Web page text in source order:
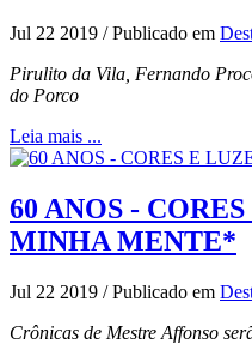
Jul 22 2019 /Publicado em
Pirulito da Vila, Fernando
do Porco
Leia mais ...
60 ANOS -
MINHA MENTE*
Jul 22 2019 /Publicado em
Crônicas de Mestre Affonso